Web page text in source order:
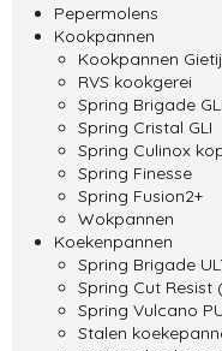
Pepermolens
Kookpannen
Kookpannen
RVS kookgerei
Spring Brigade GLi
Spring Cristal GLI
Spring Culinox
Spring Finesse
Spring Fusion2+
Wokpannen
Koekenpannen
Spring Brigade
Spring Cut Resist
Spring Vulcano
Stalen